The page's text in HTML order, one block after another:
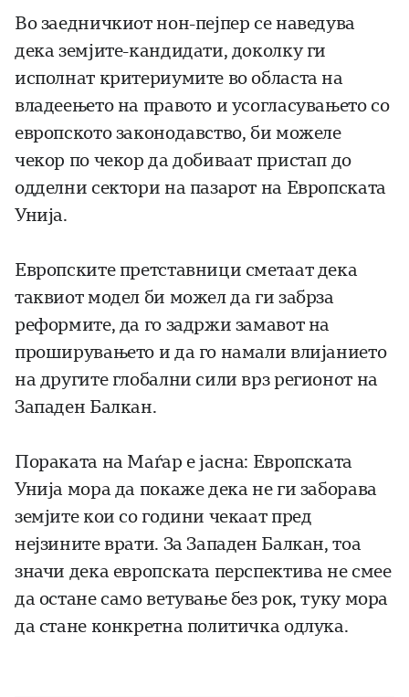
Во заедничкиот нон-пејпер се наведува
дека земјите-кандидати, доколку ги
исполнат критериумите во областа на
владеењето на правото и усогласувањето со
европското законодавство, би можеле
чекор по чекор да добиваат пристап до
одделни сектори на пазарот на Европската
Унија.
Европските претставници сметаат дека
таквиот модел би можел да ги забрза
реформите, да го задржи замавот на
проширувањето и да го намали влијанието
на другите глобални сили врз регионот на
Западен Балкан.
Пораката на Маѓар е јасна: Европската
Унија мора да покаже дека не ги заборава
земјите кои со години чекаат пред
нејзините врати. За Западен Балкан, тоа
значи дека европската перспектива не смее
да остане само ветување без рок, туку мора
да стане конкретна политичка одлука.